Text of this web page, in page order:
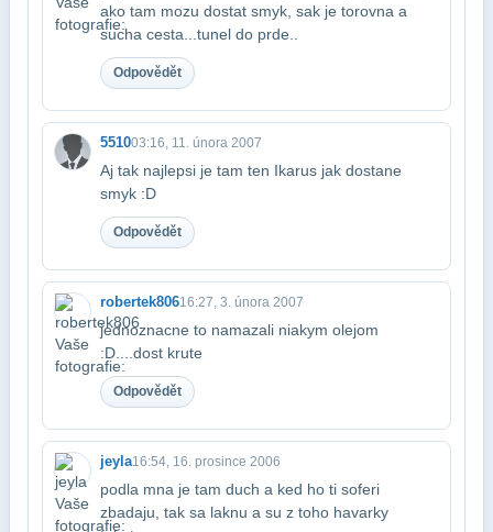
ako tam mozu dostat smyk, sak je to​rovna a
sucha cesta...tunel do prde..
Odpovědět
551003:16, 11. února 2007
Aj tak najlepsi je tam ten Ikarus jak dostane
smyk :D
Odpovědět
robertek80616:27, 3. února 2007
jednoznacne to namazali niakym olejom
:D....dost krute
Odpovědět
jeyla16:54, 16. prosince 2006
podla mna je tam duch a ked ho ti soferi
zbadaju, tak sa laknu a su z toho havarky​